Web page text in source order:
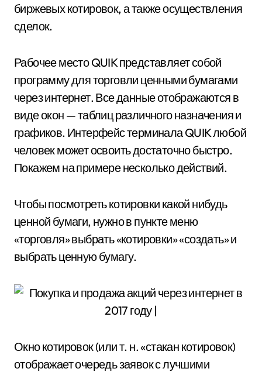
биржевых котировок, а также осуществления
сделок.
Рабочее место QUIK представляет собой
программу для торговли ценными бумагами
через интернет. Все данные отображаются в
виде окон — таблиц различного назначения и
графиков. Интерфейс терминала QUIK любой
человек может освоить достаточно быстро.
Покажем на примере несколько действий.
Чтобы посмотреть котировки какой нибудь
ценной бумаги, нужно в пункте меню
«торговля» выбрать «котировки» «создать» и
выбрать ценную бумагу.
Окно котировок (или т. н. «стакан котировок)
отображает очередь заявок с лучшими